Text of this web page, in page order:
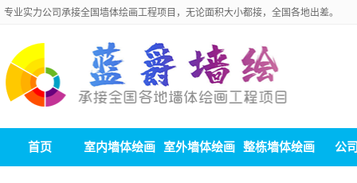
专业实力公司承接全国墙体绘画工程项目，无论面积大小都接，全国各地出差。
首页 室内墙体绘画 室外墙体绘画 整栋墙体绘画 公